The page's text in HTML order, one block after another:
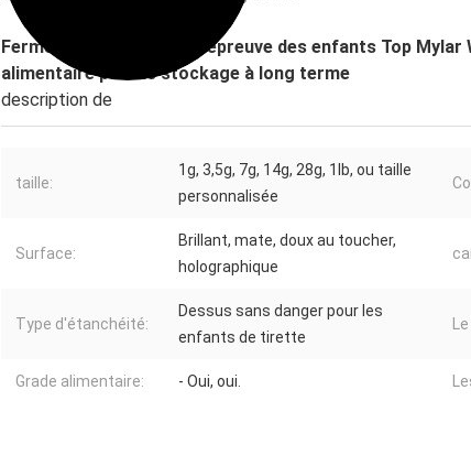
Fermeture à glissière à l'épreuve des enfants Top
alimentaire pour le stockage à long terme
description de
taille:
1g, 3,5g, 7g, 14g, 28g, 1lb, ou taille
personnalisée
Surface:
Brillant, mate, doux au toucher,
holographique
Type d'étanchéité:
Dessus sans danger pour les
enfants de tirette
Grade alimentaire: - Oui, oui.